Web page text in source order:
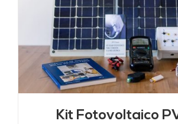
Kit Fotovoltaico